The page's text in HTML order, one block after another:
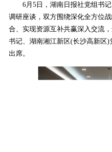
6月5日，湖南日报社党组书
调研座谈，双方围绕深化全方位
合、实现资源互补共赢深入交流
书记、湖南湘江新区(长沙高新区
出席。